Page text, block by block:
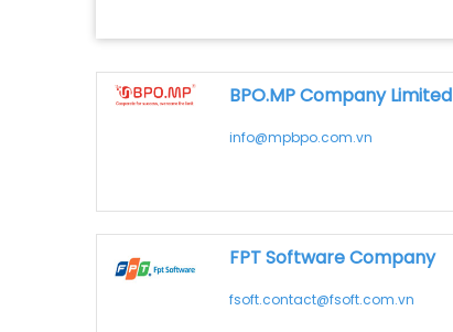
BPO.MP Company Limited
info@mpbpo.com.vn
FPT Software Company
fsoft.contact@fsoft.com.vn